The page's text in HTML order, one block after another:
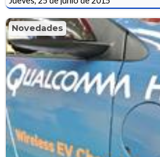
Novedades